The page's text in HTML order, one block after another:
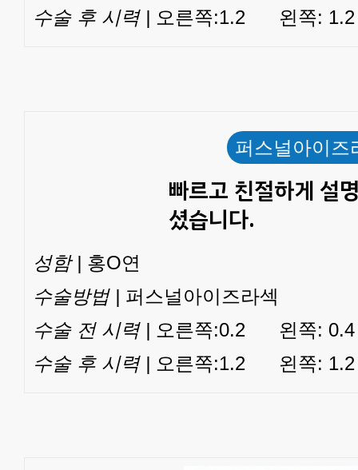
수술 후 시력 | 오른쪽:1.2 왼쪽: 1.2
퍼스널아이즈
빠르고 친절하게 설
셨습니다.
성함 | 홍O연
수술방법 | 퍼스널아이즈라섹
수술 전 시력 | 오른쪽:0.2 왼쪽: 0.4
수술 후 시력 | 오른쪽:1.2 왼쪽: 1.2